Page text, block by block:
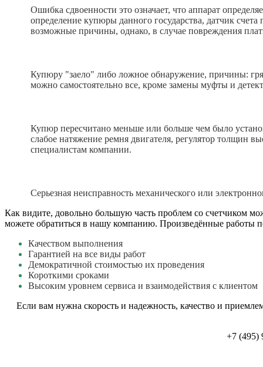
Ошибка сдвоенности это означает, что аппарат
определение купюры данного государства, датчик
возможные причины, однако, в случае повреждения
Купюру "заело" либо ложное обнаружение, причины:
можно самостоятельно все, кроме замены муфты и
Купюр пересчитано меньше или больше чем было
слабое натяжение ремня двигателя, регулятор толщин
специалистам компании.
Серьезная неисправность механического или
Как видите, довольно большую часть проблем со счетчиком
можете обратиться в нашу компанию. Произведённые работы
Качеством выполнения
Гарантией на все виды работ
Демократичной стоимостью их проведения
Короткими сроками
Высоким уровнем сервиса и взаимодействия с клиентом
Если вам нужна скорость и надежность, качество и
+7 (495)